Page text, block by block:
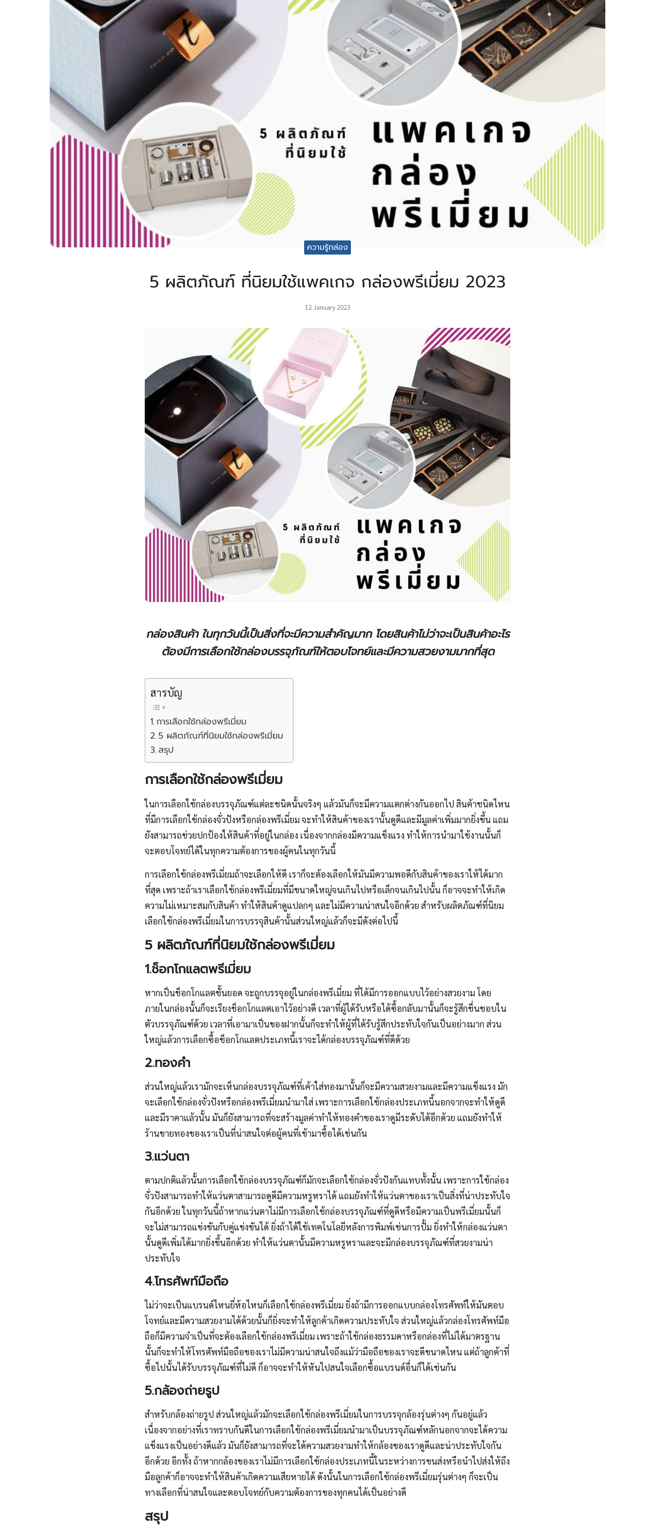
ความรู้กล่อง
5 ผลิตภัณฑ์ ที่นิยมใช้แพคเกจ กล่องพรีเมี่ยม 2023
12 January 2023
กล่องสินค้า ในทุกวันนี้เป็นสิ่งที่จะมีความสำคัญมาก โดยสินค้าไม่ว่าจะเป็นสินค้าอะไร
ต้องมีการเลือกใช้กล่องบรรจุภัณฑ์ให้ตอบโจทย์และมีความสวยงามมากที่สุด
สารบัญ
การเลือกใช้กล่องพรีเมี่ยม
5 ผลิตภัณฑ์ที่นิยมใช้กล่องพรีเมี่ยม
สรุป
การเลือกใช้กล่องพรีเมี่ยม
ในการเลือกใช้กล่องบรรจุภัณฑ์แต่ละชนิดนั้นจริงๆ แล้วมันก็จะมีความแตกต่างกันออกไป สินค้าชนิดไหน
ที่มีการเลือกใช้กล่องจั่วปังหรือกล่องพรีเมี่ยม จะทำให้สินค้าของเรานั้นดูดีและมีมูลค่าเพิ่มมากยิ่งขึ้น แถม
ยังสามารถช่วยปกป้องให้สินค้าที่อยู่ในกล่อง เนื่องจากกล่องมีความแข็งแรง ทำให้การนำมาใช้งานนั้นก็
จะตอบโจทย์ได้ในทุกความต้องการของผู้คนในทุกวันนี้
การเลือกใช้กล่องพรีเมี่ยมถ้าจะเลือกให้ดี เราก็จะต้องเลือกให้มันมีความพอดีกับสินค้าของเราให้ได้มาก
ที่สุด เพราะถ้าเราเลือกใช้กล่องพรีเมี่ยมที่มีขนาดใหญ่จนเกินไปหรือเล็กจนเกินไปนั้น ก็อาจจะทำให้เกิด
ความไม่เหมาะสมกับสินค้า ทำให้สินค้าดูแปลกๆ และไม่มีความน่าสนใจอีกด้วย สำหรับผลิตภัณฑ์ที่นิยม
เลือกใช้กล่องพรีเมี่ยมในการบรรจุสินค้านั้นส่วนใหญ่แล้วก็จะมีดังต่อไปนี้
5 ผลิตภัณฑ์ที่นิยมใช้กล่องพรีเมี่ยม
1.ช็อกโกแลตพรีเมี่ยม
หากเป็นช็อกโกแลตชั้นยอด จะถูกบรรจุอยู่ในกล่องพรีเมี่ยม ที่ได้มีการออกแบบไว้อย่างสวยงาม โดย
ภายในกล่องนั้นก็จะเรียงช็อกโกแลตเอาไว้อย่างดี เวลาที่ผู้ได้รับหรือได้ซื้อกลับมานั้นก็จะรู้สึกชื่นชอบใน
ตัวบรรจุภัณฑ์ด้วย เวลาที่เอามาเป็นของฝากนั้นก็จะทำให้ผู้ที่ได้รับรู้สึกประทับใจกันเป็นอย่างมาก ส่วน
ใหญ่แล้วการเลือกซื้อช็อกโกแลตประเภทนี้เราจะได้กล่องบรรจุภัณฑ์ที่ดีด้วย
2.ทองคำ
ส่วนใหญ่แล้วเรามักจะเห็นกล่องบรรจุภัณฑ์ที่เค้าใส่ทองมานั้นก็จะมีความสวยงามและมีความแข็งแรง มัก
จะเลือกใช้กล่องจั่วปังหรือกล่องพรีเมี่ยมนำมาใส่ เพราะการเลือกใช้กล่องประเภทนี้นอกจากจะทำให้ดูดี
และมีราคาแล้วนั้น มันก็ยังสามารถที่จะสร้างมูลค่าทำให้ทองคำของเราดูมีระดับได้อีกด้วย แถมยังทำให้
ร้านขายทองของเราเป็นที่น่าสนใจต่อผู้คนที่เข้ามาซื้อได้เช่นกัน
3.แว่นตา
ตามปกติแล้วนั้นการเลือกใช้กล่องบรรจุภัณฑ์ก็มักจะเลือกใช้กล่องจั่วปังกันแทบทั้งนั้น เพราะการใช้กล่อง
จั่วปังสามารถทำให้แว่นตาสามารถดูดีมีความหรูหราได้ แถมยังทำให้แว่นตาของเราเป็นสิ่งที่น่าประทับใจ
กันอีกด้วย ในทุกวันนี้ถ้าหากแว่นตาไม่มีการเลือกใช้กล่องบรรจุภัณฑ์ที่ดูดีหรือมีความเป็นพรีเมี่ยมนั้นก็
จะไม่สามารถแข่งขันกับคู่แข่งขันได้ ยิ่งถ้าได้ใช้เทคโนโลยีหลังการพิมพ์เช่นการปั้ม ยิ่งทำให้กล่องแว่นตา
นั้นดูดีเพิ่มได้มากยิ่งขึ้นอีกด้วย ทำให้แว่นตานั้นมีความหรูหราและจะมีกล่องบรรจุภัณฑ์ที่สวยงามน่า
ประทับใจ
4.โทรศัพท์มือถือ
ไม่ว่าจะเป็นแบรนด์ไหนยี่ห้อไหนก็เลือกใช้กล่องพรีเมี่ยม ยิ่งถ้ามีการออกแบบกล่องโทรศัพท์ให้มันตอบ
โจทย์และมีความสวยงามได้ด้วยนั้นก็ยิ่งจะทำให้ลูกค้าเกิดความประทับใจ ส่วนใหญ่แล้วกล่องโทรศัพท์มือ
ถือก็มีความจำเป็นที่จะต้องเลือกใช้กล่องพรีเมี่ยม เพราะถ้าใช้กล่องธรรมดาหรือกล่องที่ไม่ได้มาตรฐาน
นั้นก็จะทำให้โทรศัพท์มือถือของเราไม่มีความน่าสนใจถึงแม้ว่ามือถือของเราจะดีขนาดไหน แต่ถ้าลูกค้าที่
ซื้อไปนั้นได้รับบรรจุภัณฑ์ที่ไม่ดี ก็อาจจะทำให้หันไปสนใจเลือกซื้อแบรนด์อื่นก็ได้เช่นกัน
5.กล้องถ่ายรูป
สำหรับกล้องถ่ายรูป ส่วนใหญ่แล้วมักจะเลือกใช้กล่องพรีเมี่ยมในการบรรจุกล้องรุ่นต่างๆ กันอยู่แล้ว
เนื่องจากอย่างที่เราทราบกันดีในการเลือกใช้กล่องพรีเมี่ยมนำมาเป็นบรรจุภัณฑ์หลักนอกจากจะได้ความ
แข็งแรงเป็นอย่างดีแล้ว มันก็ยังสามารถที่จะได้ความสวยงามทำให้กล้องของเราดูดีและน่าประทับใจกัน
อีกด้วย อีกทั้ง ถ้าหากกล้องของเราไม่มีการเลือกใช้กล่องประเภทนี้ในระหว่างการขนส่งหรือนำไปส่งให้ถึง
มือลูกค้าก็อาจจะทำให้สินค้าเกิดความเสียหายได้ ดังนั้นในการเลือกใช้กล่องพรีเมี่ยมรุ่นต่างๆ ก็จะเป็น
ทางเลือกที่น่าสนใจและตอบโจทย์กับความต้องการของทุกคนได้เป็นอย่างดี
สรุป